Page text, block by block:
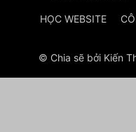
HỌC WEBSITE
© Chia sẽ bởi Kiến